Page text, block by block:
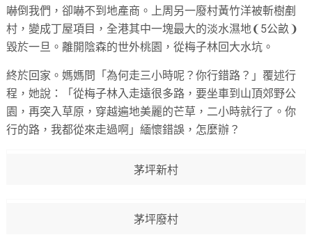
嚇倒我們，卻嚇不到地產商。上周另一廢村黃竹洋被斬樹剷
村，變成丁屋項目，全港其中一塊最大的淡水濕地❨5公畝❩
毀於一旦。離開陰森的世外桃園，從梅子林回大水坑。
終於回家。媽媽問「為何走三小時呢？你行錯路？」覆述行
程，她說：「從梅子林入走遠很多路，要坐車到山頂郊野公
園，再突入草原，穿越遍地美麗的芒草，二小時就行了。你
行的路，我都從來走過啊」緬懷錯誤，怎麼辦？
茅坪新村
茅坪廢村